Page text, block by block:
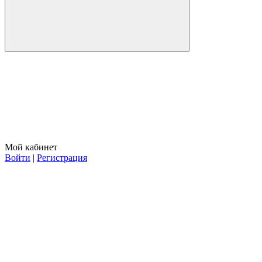
Мой кабинет
Войти | Регистрация